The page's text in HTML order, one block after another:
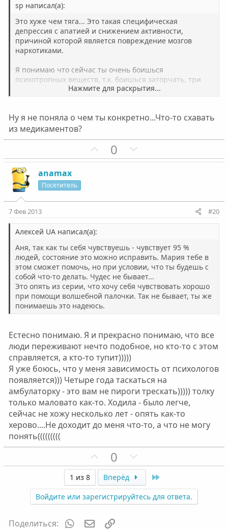
ы
й
г
л
о
с
ы
й
г
л
о
с
sp написал(а):
Это хуже чем тяга... Это такая специфическая
депрессия с апатией и снижением активности,
причиной которой является повреждение мозгов
наркотиками.
Я понимаю что сейчас ты очень боишься
психотропных веществ, т.к. боишься заторчать, три
года назад я сам также думал, но не повторяй моих
Нажмите для раскрытия...
Ну я не поняла о чем ты конкретно...Что-то схавать
из медикаментов?
П
о
т
ы
й
г
о
л
о
0
е
т
ы
й
г
о
л
anamax
Посетитель
7 Фев 2013 #20
Алексей UA написал(а):
Аня, так как ты себя чувствуешь - чувствует 95 %
людей, состояние это можно исправить. Мария тебе в
этом сможет помочь, но при условии, что ты будешь с
собой что-то делать. Чудес не бывает...
Это опять из серии, что хочу себя чувствовать хорошо
при помощи волшебной палочки. Так не бывает, ты же
понимаешь это надеюсь.
Естесно понимаю. Я и прекрасно понимаю, что все
люди переживают нечто подобное, но кто-то с этом
справляется, а кто-то тупит)))))
Я уже боюсь, что у меня зависимость от психологов
появляется))) Четыре года таскаться на
амбулаторку - это вам не пироги трескать))))) толку
только маловато как-то. Ходила - было легче,
сейчас не хожу несколько лет - опять как-то
херово....Не доходит до меня что-то, а что не могу
понять(((((((((
П
о
з
и
т
и
0
е
а
т
1 из 8 Вперёд
Войдите или зарегистрируйтесь для ответа.
Поделиться: WhatsAppЭлектронная почта